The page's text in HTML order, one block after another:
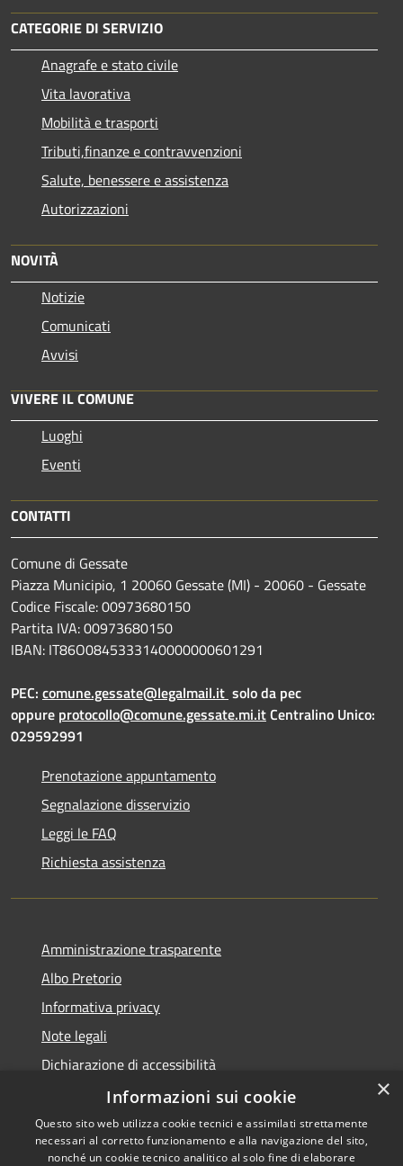
CATEGORIE DI SERVIZIO
Anagrafe e stato civile
Vita lavorativa
Mobilità e trasporti
Tributi,finanze e contravvenzioni
Salute, benessere e assistenza
Autorizzazioni
NOVITÀ
Notizie
Comunicati
Avvisi
VIVERE IL COMUNE
Luoghi
Eventi
CONTATTI
Comune di Gessate
Piazza Municipio, 1 20060 Gessate (MI) - 20060 - Gessate
Codice Fiscale: 00973680150
Partita IVA: 00973680150
IBAN: IT86O0845333140000000601291
PEC: comune.gessate@legalmail.it solo da pec
oppure protocollo@comune.gessate.mi.itCentralino Unico:
029592991
Prenotazione appuntamento
Segnalazione disservizio
Leggi le FAQ
Richiesta assistenza
Amministrazione trasparente
Albo Pretorio
Informativa privacy
Note legali
Dichiarazione di accessibilità
Dichiarazione di accessibilità dal 2025
×
Informazioni sui cookie
Questo sito web utilizza cookie tecnici e assimilati strettamente
necessari al corretto funzionamento e alla navigazione del sito,
nonché un cookie tecnico analitico al solo fine di elaborare